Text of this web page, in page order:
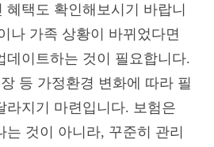
혜택도 확인해보시기 바랍니
나 가족 상황이 바뀌었다면
데이트하는 것이 필요합니다.
등 가정환경 변화에 따라 필
라지기 마련입니다. 보험은
는 것이 아니라, 꾸준히 관리